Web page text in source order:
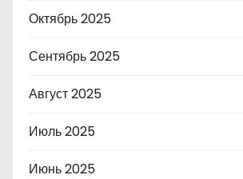
Октябрь 2025
Сентябрь 2025
Август 2025
Июль 2025
Июнь 2025